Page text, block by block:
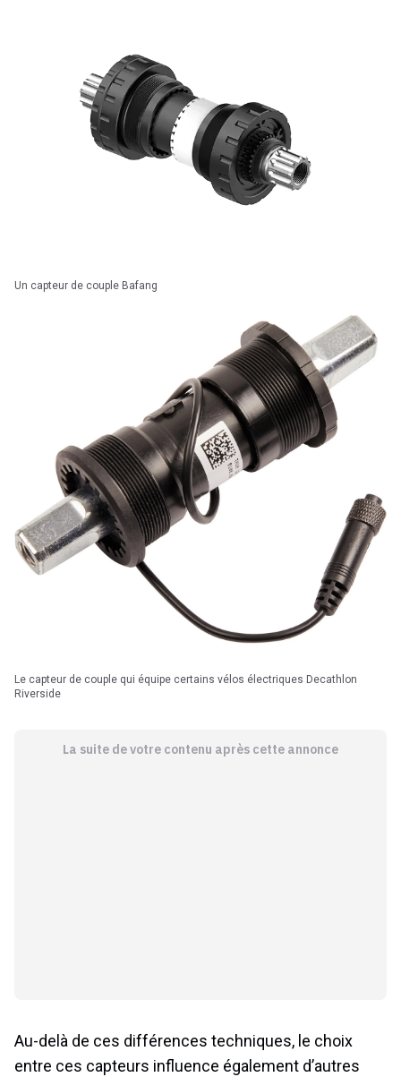
Un capteur de couple Bafang
Le capteur de couple qui équipe certains vélos électriques Decathlon
Riverside
La suite de votre contenu après cette annonce
Au-delà de ces différences techniques, le choix
entre ces capteurs influence également d’autres